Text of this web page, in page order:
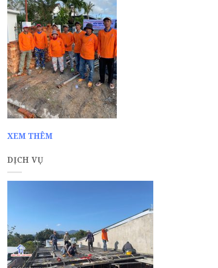
XEM THÊM
DỊCH VỤ